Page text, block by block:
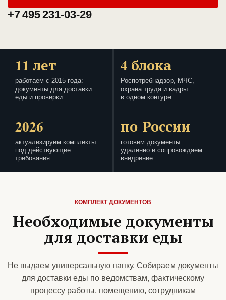
+7 495 231-03-29
11 лет
работаем с 2015 года:
документы для доставки
еды и проверки
4 блока
Роспотребнадзор, МЧС,
охрана труда и кадры
в одном контуре
2026
актуализируем комплекты
под действующие
требования
по России
готовим документы
удаленно и сопровождаем
внедрение
КОМПЛЕКТ ДОКУМЕНТОВ
Необходимые документы
для доставки еды
Не выдаем универсальную папку. Собираем документы
для доставки еды по ведомствам, фактическому
процессу работы, помещению, сотрудникам